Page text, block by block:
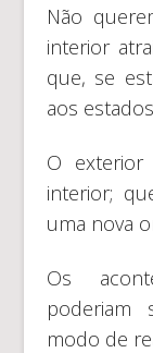
Não
interior
que, se
aos
O
interior;
uma nova
Os
modo de